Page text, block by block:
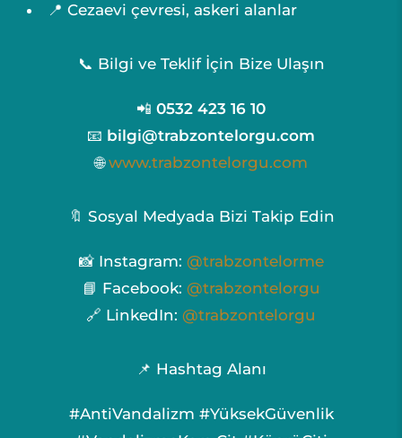
📍 Cezaevi çevresi, askeri alanlar
📞 Bilgi ve Teklif İçin Bize Ulaşın
📲 0532 423 16 10
📧 bilgi@trabzontelorgu.com
🌐www.trabzontelorgu.com
🔖 Sosyal Medyada Bizi Takip Edin
📸 Instagram: @trabzontelorme
📘 Facebook: @trabzontelorgu
🔗 LinkedIn: @trabzontelorgu
📌 Hashtag Alanı
#AntiVandalizm #YüksekGüvenlik